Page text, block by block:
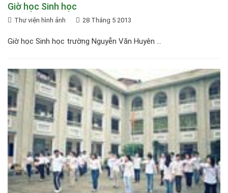
Giờ học Sinh học
Thư viện hình ảnh 28 Tháng 5 2013
Giờ học Sinh học trường Nguyễn Văn Huyên ...